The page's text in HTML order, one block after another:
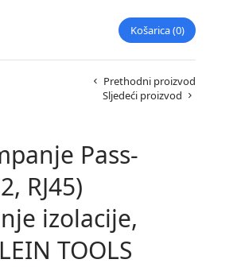
Košarica 0
Prethodni proizvod
Sljedeći proizvod
Pass-
RJ45)
izolacije,
TOOLS